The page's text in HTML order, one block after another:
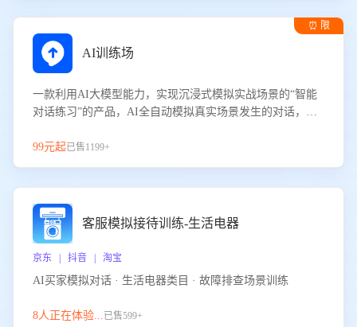
⏰ 限
AI训练场
一款利用AI大模型能力，实现沉浸式模拟实战场景的“智能
对话练习”的产品，AI全自动模拟真实场景发生的对话，企
服能力。
99元起已售1199+
客服模拟接待训练-生活电器
京东 | 抖音 | 淘宝
AI买家模拟对话 · 生活电器类目 · 故障排查场景训练
8人正在体验...已售599+